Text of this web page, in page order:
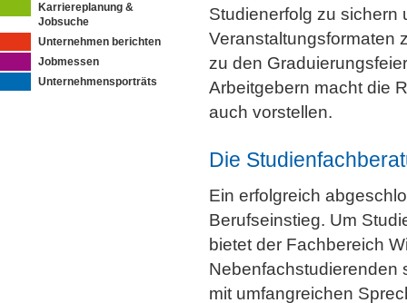
Karriereplanung &
Jobsuche
Unternehmen berichten
Jobmessen
Unternehmensporträts
Studienerfolg zu sichern
Veranstaltungsformaten
zu den
Arbeitgebern macht die
auch vorstellen.
Die
Ein erfolgreich
Berufseinstieg. Um
bietet der Fachbereich
Nebenfachstudierenden
mit umfangreichen